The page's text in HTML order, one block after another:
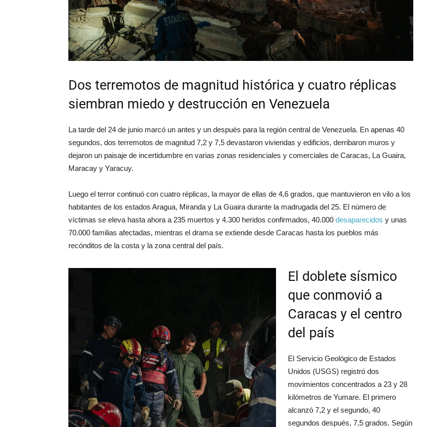
Dos terremotos de magnitud histórica y cuatro réplicas
siembran miedo y destrucción en Venezuela
La tarde del 24 de junio marcó un antes y un después para la región central de Venezuela. En apenas 40
segundos, dos terremotos de magnitud 7,2 y 7,5 devastaron viviendas y edificios, derribaron muros y
dejaron un paisaje de incertidumbre en varias zonas residenciales y comerciales de Caracas, La Guaira,
Maracay y Yaracuy.
Luego el terror continuó con cuatro réplicas, la mayor de ellas de 4,6 grados, que mantuvieron en vilo a los
habitantes de los estados Aragua, Miranda y La Guaira durante la madrugada del 25. El número de
víctimas se eleva hasta ahora a 235 muertos y 4.300 heridos confirmados, 40.000 desaparecidos y unas
70.000 familias afectadas, mientras el drama se extiende desde Caracas hasta los pueblos más
recónditos de la costa y la zona central del país.
El doblete sísmico
que conmovió a
Caracas y el centro
del país
El Servicio Geológico de Estados
Unidos (USGS) registró dos
movimientos concentrados a 23 y 28
kilómetros de Yumare. El primero
alcanzó 7,2 y el segundo, 40
segundos después, 7,5 grados. Según